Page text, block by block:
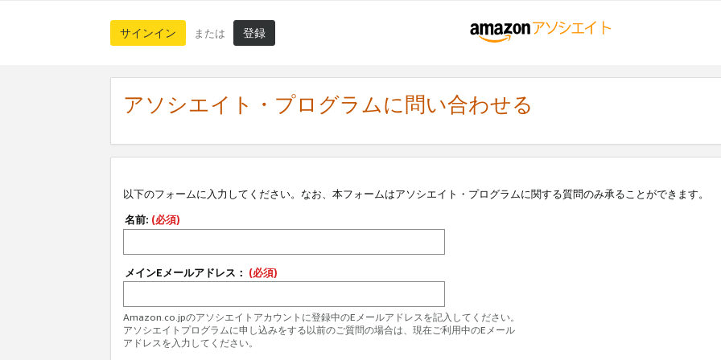
サインイン または 登録
アソシエイト・プログラムに問い合わせる
以下のフォームに入力してください。なお、本フォームはアソシエイト・プログラムに関する質問のみ承ることができます。
名前: (必須)
メインEメールアドレス： (必須)
Amazon.co.jpのアソシエイトアカウントに登録中のEメールアドレスを記入してください。
アソシエイトプログラムに申し込みをする以前のご質問の場合は、現在ご利用中のEメール
アドレスを入力してください。